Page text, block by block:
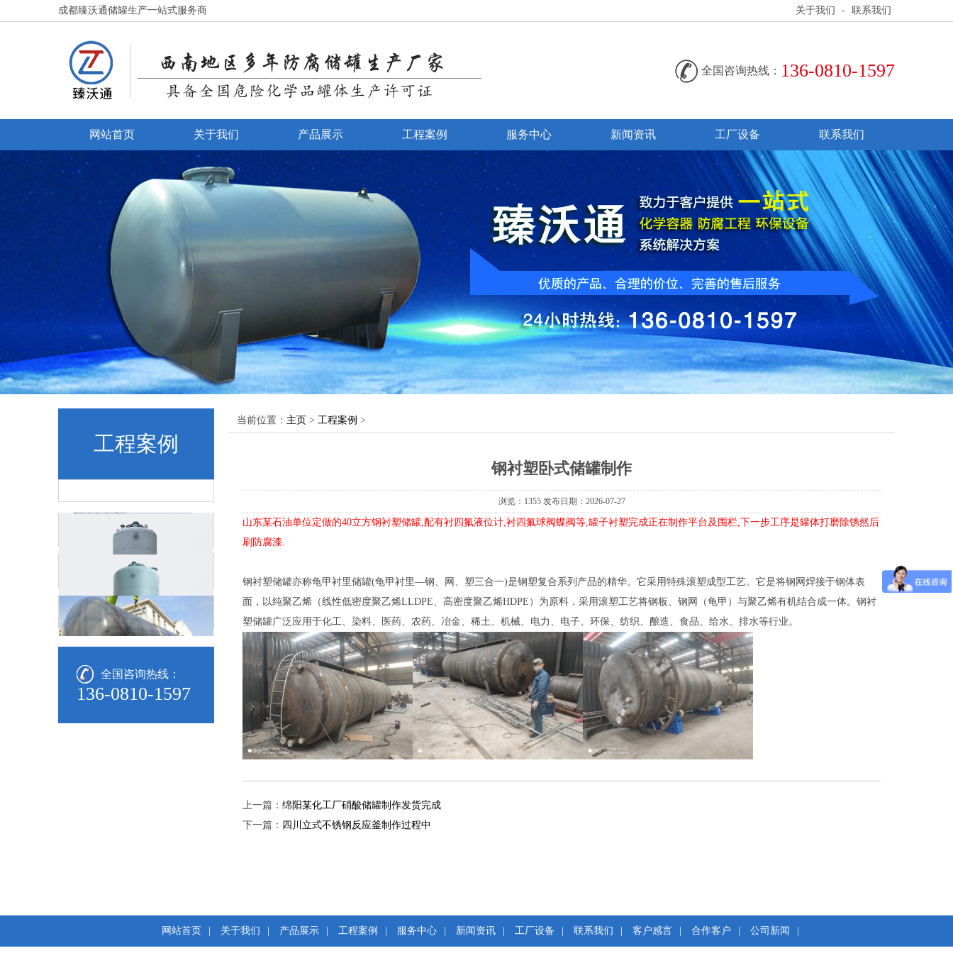
成都臻沃通储罐生产一站式服务商 关于我们 - 联系我们
136-0810-1597
全国咨询热线：
网站首页 关于我们 产品展示 工程案例 服务中心 新闻资讯 工厂设备 联系我们
工程案例
硝酸储罐
立式钢衬PE储罐
盐酸储罐
浓硫酸储罐
钢衬PP储罐
钢衬PO储罐
钢衬pe储罐
全国咨询热线：
136-0810-1597
当前位置： 主页 > 工程案例 >
钢衬塑卧式储罐制作
浏览： 1355发布日期：2026-07-27
山东某石油单位定做的40立方钢衬塑储罐,配有衬四氟液位计,衬四氟球阀蝶阀等,罐子衬塑完成正在制作平台及围栏,下一步工序是罐体打磨除锈然后
刷防腐漆.
钢衬塑储罐亦称龟甲衬里储罐(龟甲衬里—钢、网、塑三合一)是钢塑复合系列产品的精华。它采用特殊滚塑成型工艺。它是将钢网焊接于钢体表
面，以纯聚乙烯（线性低密度聚乙烯LLDPE、高密度聚乙烯HDPE）为原料，采用滚塑工艺将钢板、钢网（龟甲）与聚乙烯有机结合成一体。钢衬
塑储罐广泛应用于化工、染料、医药、农药、冶金、稀土、机械、电力、电子、环保、纺织、酿造、食品、给水、排水等行业。
上一篇： 绵阳某化工厂硝酸储罐制作发货完成
下一篇： 四川立式不锈钢反应釜制作过程中
网站首页 关于我们 产品展示 工程案例 服务中心 新闻资讯 工厂设备 联系我们 客户感言 合作客户 公司新闻